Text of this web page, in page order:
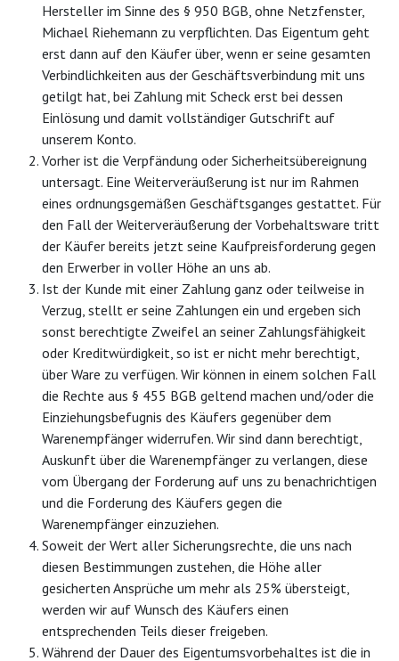
Hersteller im Sinne des § 950 BGB, ohne Netzfenster,
Michael Riehemann zu verpflichten. Das Eigentum geht
erst dann auf den Käufer über, wenn er seine gesamten
Verbindlichkeiten aus der Geschäftsverbindung mit uns
getilgt hat, bei Zahlung mit Scheck erst bei dessen
Einlösung und damit vollständiger Gutschrift auf
unserem Konto.
Vorher ist die Verpfändung oder Sicherheitsübereignung
untersagt. Eine Weiterveräußerung ist nur im Rahmen
eines ordnungsgemäßen Geschäftsganges gestattet. Für
den Fall der Weiterveräußerung der Vorbehaltsware tritt
der Käufer bereits jetzt seine Kaufpreisforderung gegen
den Erwerber in voller Höhe an uns ab.
Ist der Kunde mit einer Zahlung ganz oder teilweise in
Verzug, stellt er seine Zahlungen ein und ergeben sich
sonst berechtigte Zweifel an seiner Zahlungsfähigkeit
oder Kreditwürdigkeit, so ist er nicht mehr berechtigt,
über Ware zu verfügen. Wir können in einem solchen Fall
die Rechte aus § 455 BGB geltend machen und/oder die
Einziehungsbefugnis des Käufers gegenüber dem
Warenempfänger widerrufen. Wir sind dann berechtigt,
Auskunft über die Warenempfänger zu verlangen, diese
vom Übergang der Forderung auf uns zu benachrichtigen
und die Forderung des Käufers gegen die
Warenempfänger einzuziehen.
Soweit der Wert aller Sicherungsrechte, die uns nach
diesen Bestimmungen zustehen, die Höhe aller
gesicherten Ansprüche um mehr als 25% übersteigt,
werden wir auf Wunsch des Käufers einen
entsprechenden Teils dieser freigeben.
Während der Dauer des Eigentumsvorbehaltes ist die in